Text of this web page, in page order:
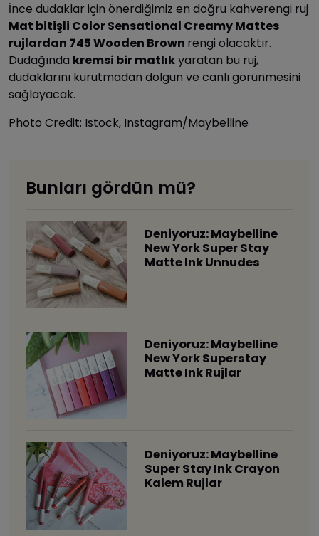
İnce dudaklar için önerdiğimiz en doğru kahverengi ruj
Mat bitişli Color Sensational Creamy Mattes
rujlardan 745 Wooden Brown rengi olacaktır.
Dudağında kremsi bir matlıkyaratan bu ruj,
dudaklarını kurutmadan dolgun ve canlı görünmesini
sağlayacak.
Photo Credit: Istock, Instagram/Maybelline
Bunları gördün mü?
Deniyoruz: Maybelline
New York Super Stay
Matte Ink Unnudes
Deniyoruz: Maybelline
New York Superstay
Matte Ink Rujlar
Deniyoruz: Maybelline
Super Stay Ink Crayon
Kalem Rujlar